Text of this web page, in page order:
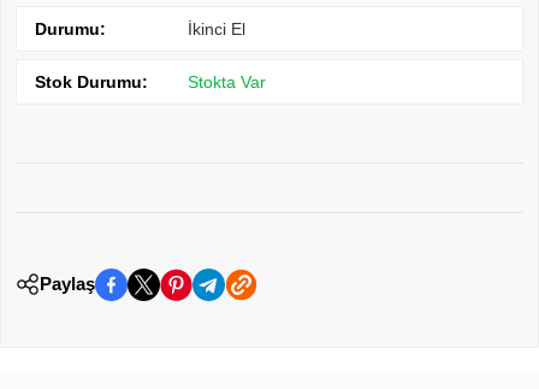
Durumu: İkinci El
Stok Durumu: Stokta Var
Paylaş